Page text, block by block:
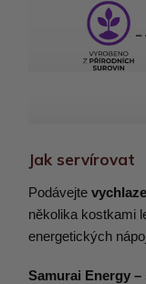
Jak servírovat
Podávejte
několika kostkami
energetických
Samurai Energy